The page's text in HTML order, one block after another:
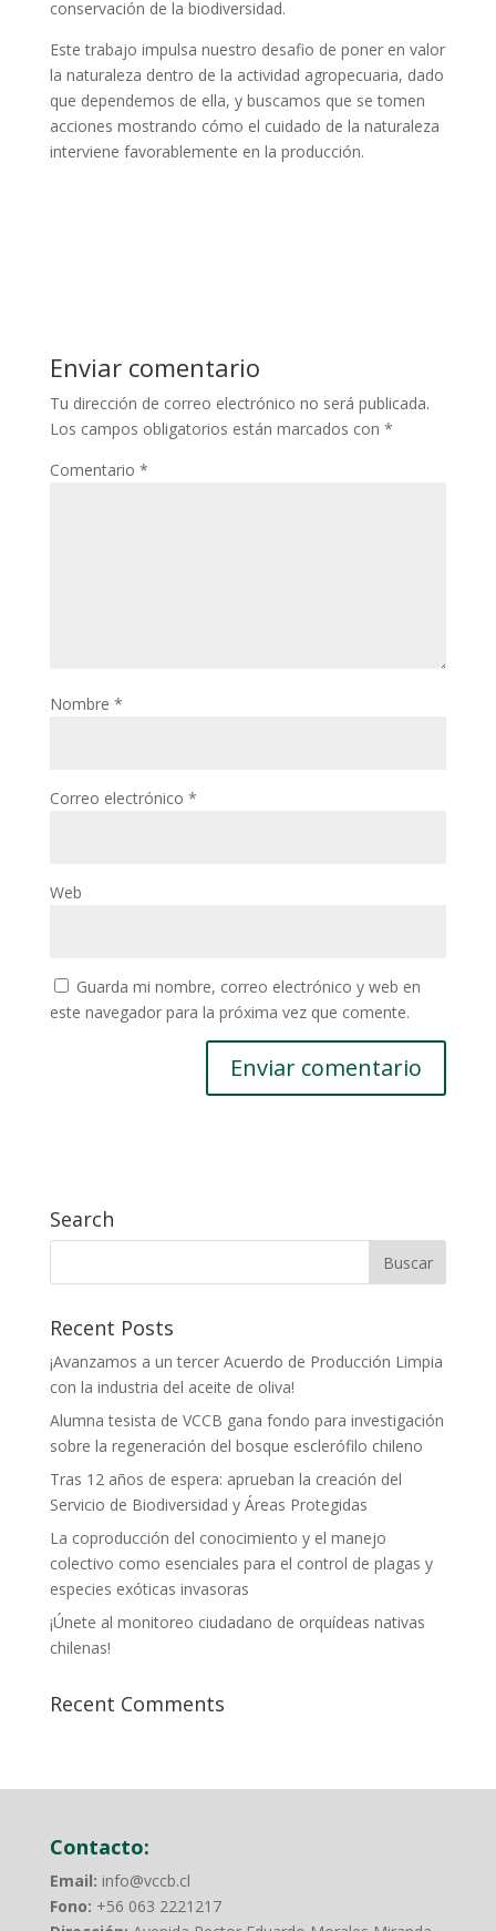
conservación de la biodiversidad.
Este trabajo impulsa nuestro desafio de poner en valor
la naturaleza dentro de la actividad agropecuaria, dado
que dependemos de ella, y buscamos que se tomen
acciones mostrando cómo el cuidado de la naturaleza
interviene favorablemente en la producción.
Enviar comentario
Tu dirección de correo electrónico no será publicada.
Los campos obligatorios están marcados con *
Comentario *
Nombre *
Correo electrónico *
Web
Guarda mi nombre, correo electrónico y web en
este navegador para la próxima vez que comente.
Search
Recent Posts
¡Avanzamos a un tercer Acuerdo de Producción Limpia
con la industria del aceite de oliva!
Alumna tesista de VCCB gana fondo para investigación
sobre la regeneración del bosque esclerófilo chileno
Tras 12 años de espera: aprueban la creación del
Servicio de Biodiversidad y Áreas Protegidas
La coproducción del conocimiento y el manejo
colectivo como esenciales para el control de plagas y
especies exóticas invasoras
¡Únete al monitoreo ciudadano de orquídeas nativas
chilenas!
Recent Comments
Contacto:
Email: info@vccb.cl
Fono: +56 063 2221217